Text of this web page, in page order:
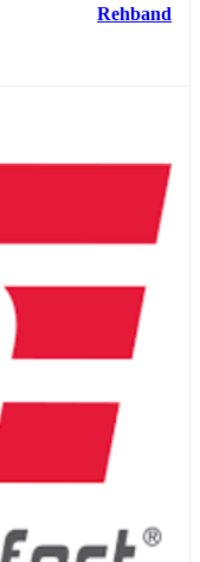
Rehband